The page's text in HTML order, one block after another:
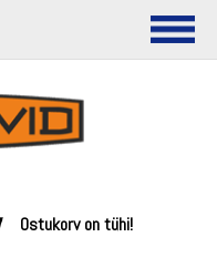
Ostukorv on tühi!